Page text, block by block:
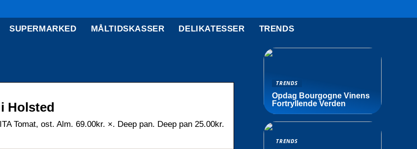
SUPERMARKED MÅLTIDSKASSER DELIKATESSER TRENDS
Holsted
Tomat, ost. Alm. 69.00kr. ×. Deep pan. Deep pan 25.00kr.
TRENDS
Opdag Bourgogne Vinens
Fortryllende Verden
TRENDS